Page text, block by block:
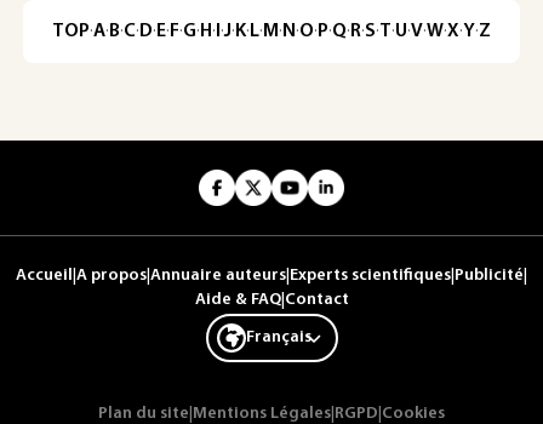
TOP·A·B·C· D· E· F·G· H · ·J· K· L· M · N ·O· P·Q· R·S·T·U·V·W·X·Y·Z
Accueil A propos Annuaire auteurs Experts scientifiques Publicité
Aide & FAQ| Contact
Français
Plan du site Mentions Légales RGPD Cookies